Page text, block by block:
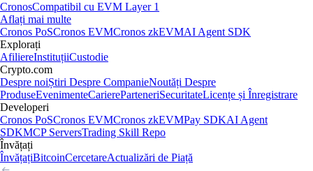
CronosCompatibil cu EVM Layer 1
Aflați mai multe
Cronos PoSCronos EVMCronos zkEVMAI Agent SDK
Explorați
AfiliereInstituțiiCustodie
Crypto.com
Despre noiȘtiri Despre CompanieNoutăți Despre
ProduseEvenimenteCariereParteneriSecuritateLicențe și Înregistrare
Developeri
Cronos PoSCronos EVMCronos zkEVMPay SDKAI Agent
SDKMCP ServersTrading Skill Repo
Învățați
ÎnvățațiBitcoinCercetareActualizări de Piață